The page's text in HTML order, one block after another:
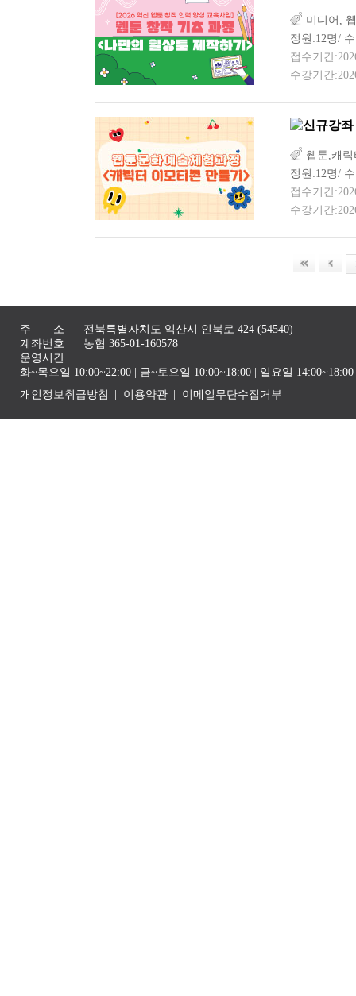
미디어,
정원:12명/
접수기간
수강기간
웹툰,캐
정원:12명/
접수기간
수강기간
주 소
전북특별자치도 익산시 인북로 424 (54540)
계좌번호
농협 365-01-160578
운영시간
화~목요일 10:00~22:00 | 금~토요일 10:00~18:00 | 일요일
개인정보취급방침
이용약관 이메일무단수집거부